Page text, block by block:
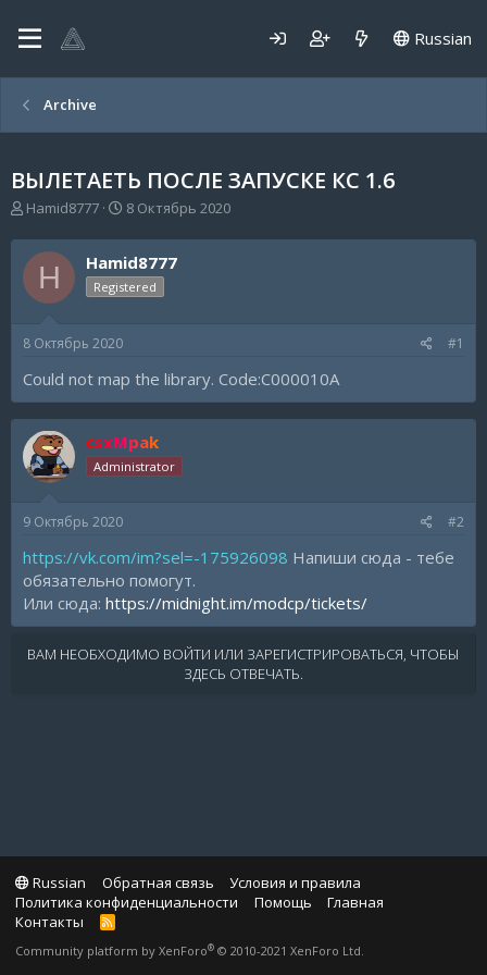
Russian
Archive
ВЫЛЕТАЕТЬ ПОСЛЕ ЗАПУСКЕ КС 1.6
А
т
о
р
м
Hamid8777
Д
т
а
н
а
8 Октябрь 2020
H Hamid8777
Registered
8 Октябрь 2020 #1
Could not map the library. Code:C000010A
csxMpak
Administrator
9 Октябрь 2020 #2
https://vk.com/im?sel=-175926098 Напиши сюда - тебе
обязательно помогут.
Или сюда: https://midnight.im/modcp/tickets/
ВАМ НЕОБХОДИМО ВОЙТИ ИЛИ ЗАРЕГИСТРИРОВАТЬСЯ, ЧТОБЫ
ЗДЕСЬ ОТВЕЧАТЬ.
Russian Обратная связь
Условия и правила
Политика конфиденциальности
Помощь
Главная
Контакты
R
S
Community platform by XenForo® © 2010-2021 XenForo Ltd.